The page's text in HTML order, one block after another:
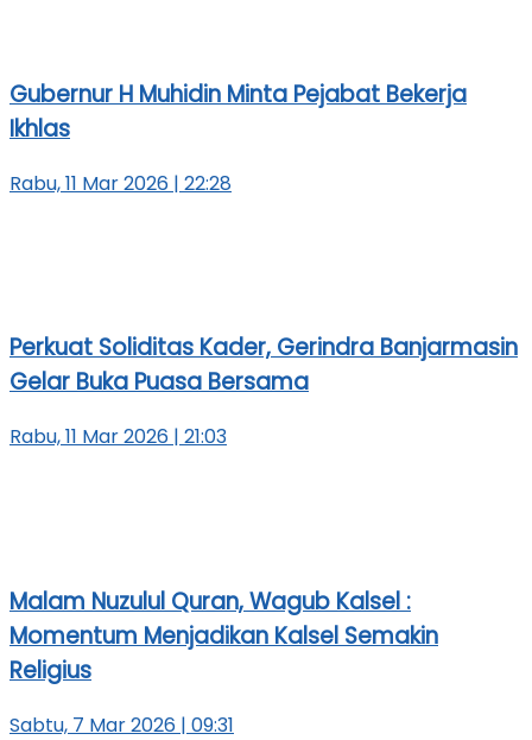
Gubernur H Muhidin Minta Pejabat Bekerja
Ikhlas
Rabu, 11 Mar 2026 | 22:28
Perkuat Soliditas Kader, Gerindra Banjarmasin
Gelar Buka Puasa Bersama
Rabu, 11 Mar 2026 | 21:03
Malam Nuzulul Quran, Wagub Kalsel :
Momentum Menjadikan Kalsel Semakin
Religius
Sabtu, 7 Mar 2026 | 09:31